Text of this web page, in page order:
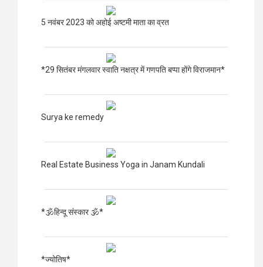
5 नवंबर 2023 को अहोई अष्टमी माता का व्रत
*29 सितंबर मंगलवार स्वाति नक्षत्र में गणपति बप्पा होंगे विराजमान*
Surya ke remedy
Real Estate Business Yoga in Janam Kundali
*🕉हिन्दू संस्कार 🕉*
*ज्योतिष*